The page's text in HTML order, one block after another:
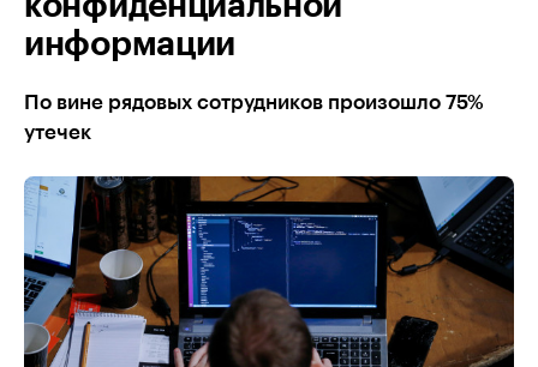
информации
По вине рядовых сотрудников произошло 75%
утечек